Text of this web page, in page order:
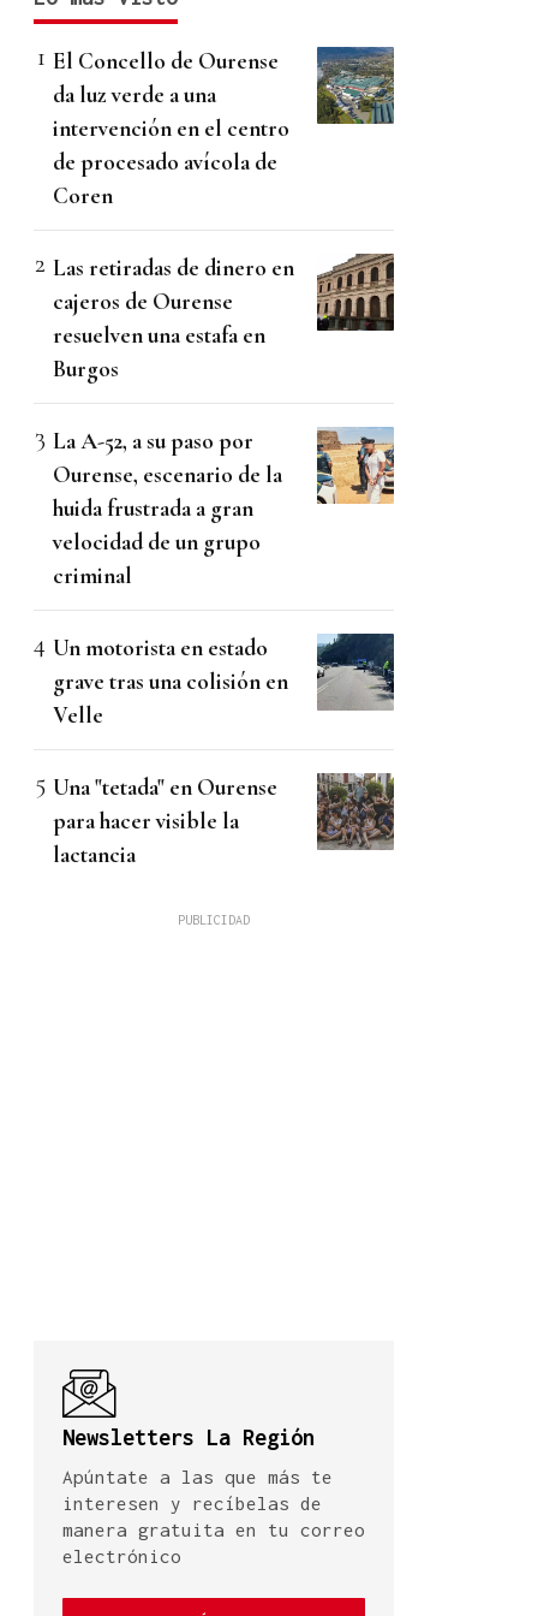
El Concello de Ourense
da luz verde a una
intervención en el centro
de procesado avícola de
Coren
Las retiradas de dinero en
cajeros de Ourense
resuelven una estafa en
Burgos
La A-52, a su paso por
Ourense, escenario de la
huida frustrada a gran
velocidad de un grupo
criminal
Un motorista en estado
grave tras una colisión en
Velle
Una "tetada" en Ourense
para hacer visible la
lactancia
Newsletters La Región
Apúntate a las que más te
interesen y recíbelas de
manera gratuita en tu correo
electrónico